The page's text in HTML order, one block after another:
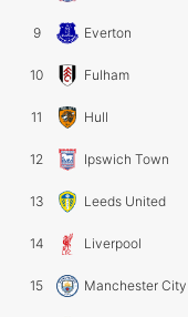
9 Everton
10 Fulham
11 Hull
12 Ipswich Town
13 Leeds United
14 Liverpool
15 Manchester City